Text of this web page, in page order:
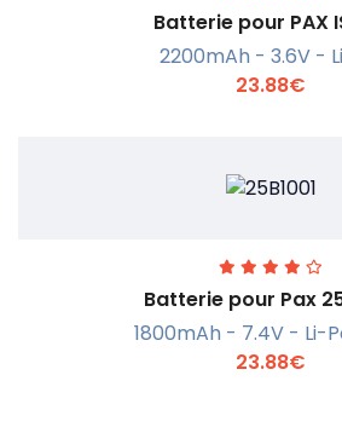
En savoir +
Batterie pour PAX
2200mAh - 3.6V -
23.88€
Batterie pour Pax
1800mAh - 7.4V - Li-
23.88€